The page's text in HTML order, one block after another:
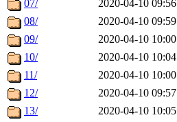
07/
2020-04-10 09:56
08/
2020-04-10 09:59
09/
2020-04-10 10:00
10/
2020-04-10 10:04
11/
2020-04-10 10:00
12/
2020-04-10 09:57
13/
2020-04-10 10:05